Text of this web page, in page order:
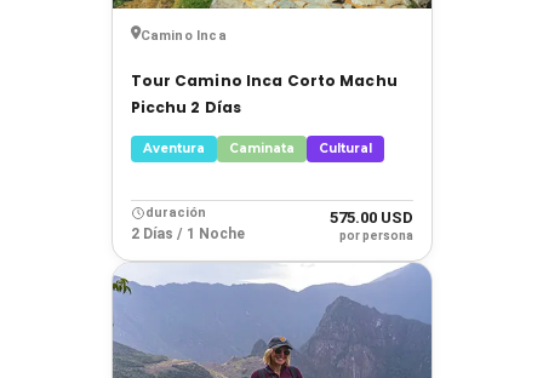
Camino Inca
Tour Camino Inca Corto Machu
Picchu 2 Días
Aventura Caminata Cultural
duración
2 Días / 1 Noche
575.00 USD
por persona